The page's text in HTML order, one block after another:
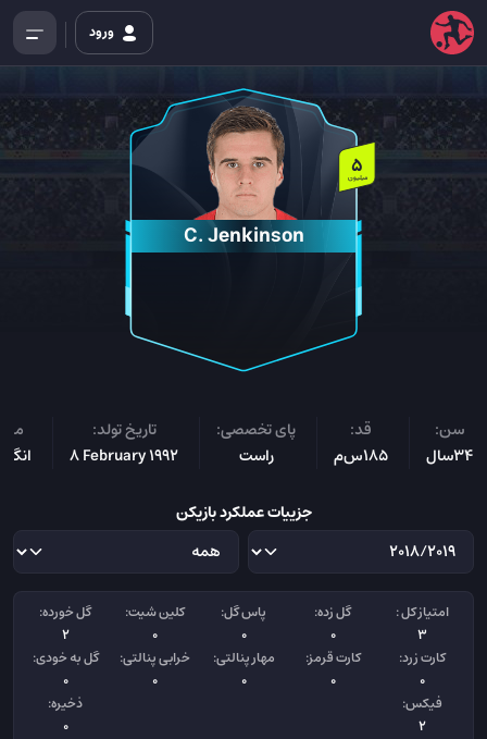
ورود
C. Jenkinson
5
میلیون
سن:
34سال
قد:
185س‌م
پای تخصصی:
راست
تاریخ تولد:
8 February 1992
جزییات عملکرد بازیکن
امتیاز کل :
3
گل زده:
0
پاس گل:
0
کلین شیت:
0
گل خورده:
2
کارت زرد:
0
کارت قرمز:
0
مهار پنالتی:
0
خرابی پنالتی:
0
گل به خودی:
0
فیکس:
2
ذخیره:
0